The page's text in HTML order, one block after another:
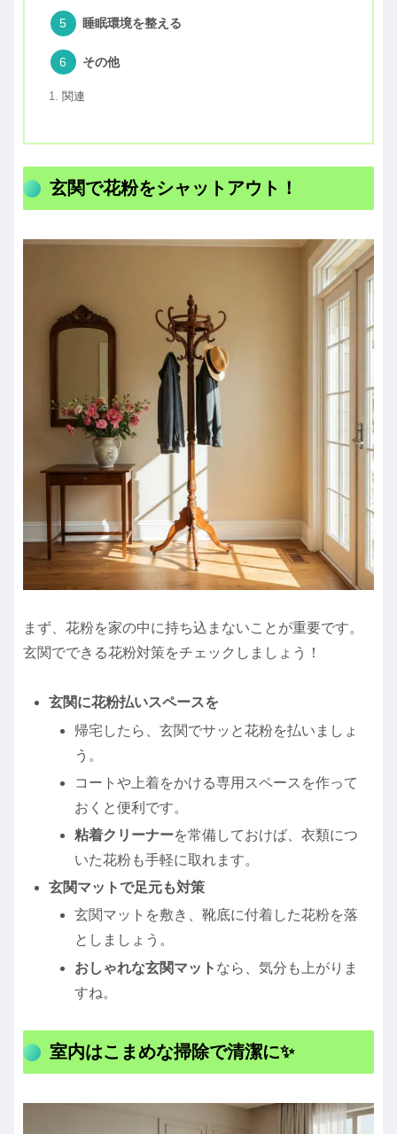
睡眠環境を整える
その他
関連
玄関で花粉をシャットアウト！
まず、花粉を家の中に持ち込まないことが重要です。
玄関でできる花粉対策をチェックしましょう！
玄関に花粉払いスペースを
帰宅したら、玄関でサッと花粉を払いましょ
う。
コートや上着をかける専用スペースを作って
おくと便利です。
粘着クリーナーを常備しておけば、衣類につ
いた花粉も手軽に取れます。
玄関マットで足元も対策
玄関マットを敷き、靴底に付着した花粉を落
としましょう。
おしゃれな玄関マット なら、気分も上がりま
すね。
室内はこまめな掃除で清潔に✨